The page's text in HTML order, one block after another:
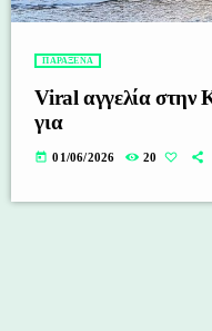
ΠΑΡΑΞΕΝΑ
Viral αγγελία στην
για
today 01/06/2026 20